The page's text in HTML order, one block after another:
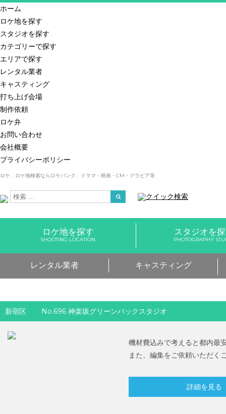
ホーム
ロケ地を探す
スタジオを探す
カテゴリーで探す
エリアで探す
レンタル業者
キャスティング
打ち上げ会場
制作依頼
ロケ弁
お問い合わせ
会社概要
プライバシーポリシー
ロケ、ロケ地検索ならロケバンク、ドラマ・映画・CM・グラビア等
クイック検索
ロケ地を探す
SHOOTING LOCATION
スタジオを
PHOTOGRAPHY
レンタル業者 キャスティング
新宿区 No.696 神楽坂グリーンバックスタジオ
機材費込みで考えると都内最
また、編集をご依頼いただく
詳細を見る